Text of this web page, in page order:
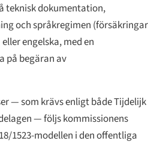
teknisk dokumentation,
och språkregimen (försäkringar
engelska, med en
på begäran av
— som krävs enligt både Tijdelijk
— följs kommissionens
1523-modellen i den offentliga